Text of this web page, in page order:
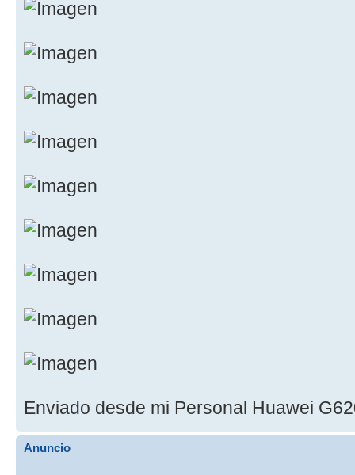
Enviado desde mi Personal Huawei
Anuncio